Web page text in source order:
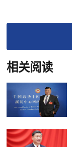
相关阅读